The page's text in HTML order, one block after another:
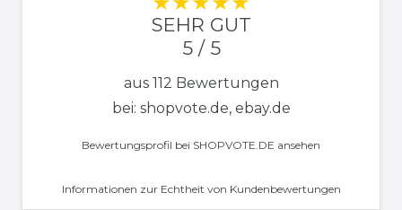
SEHR GUT
5 / 5
aus 112 Bewertungen
bei: shopvote.de, ebay.de
Bewertungsprofil bei SHOPVOTE.DE ansehen
Informationen zur Echtheit von Kundenbewertungen